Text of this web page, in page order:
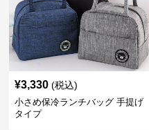
¥3,330 (税込)
小さめ保冷ランチバッグ 手提げ
タイプ